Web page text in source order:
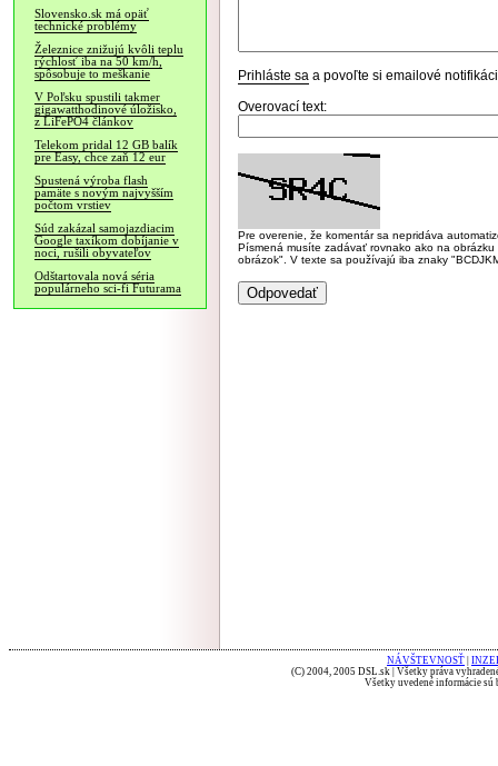
Slovensko.sk má opäť
technické problémy
Železnice znižujú kvôli teplu
rýchlosť iba na 50 km/h,
spôsobuje to meškanie
V Poľsku spustili takmer
gigawatthodinové úložisko,
z LiFePO4 článkov
Telekom pridal 12 GB balík
pre Easy, chce zaň 12 eur
Spustená výroba flash
pamäte s novým najvyšším
počtom vrstiev
Súd zakázal samojazdiacim
Google taxíkom dobíjanie v
noci, rušili obyvateľov
Odštartovala nová séria
populárneho sci-fi Futurama
Prihláste sa a povoľte si emailové
Overovací text:
Pre overenie, že komentár sa nepridáva
Písmená musíte zadávať rovnako ako na
obrázok". V texte sa používajú iba znaky
NÁVŠTEVNOSŤ
(C) 2004, 2005 DSL.sk | Všetky práva
Všetky uvedené informácie sú